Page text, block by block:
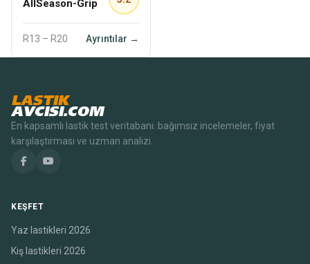
AllSeason-Grip
R13 – R20 Ayrıntılar →
LASTIK
AVCISI.COM
En kapsamlı lastik test veritabanı. bağımsız incelemeler, fiyat
karşılaştırması ve uzman analizi.
KEŞFET
Yaz lastikleri 2026
Kış lastikleri 2026